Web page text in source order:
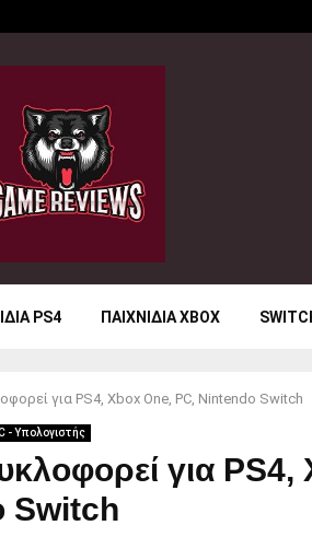
PS4 ΠΑΙΧΝΙΔΙΑ XBOX
για PS4, Xbox One, PC, Nintendo Switch
- Υπολογιστής
για PS4,
Switch